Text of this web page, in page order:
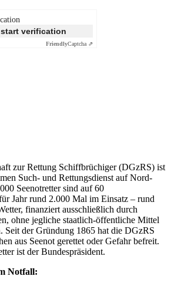
verification
FriendlyCaptcha ⇗
zur Rettung Schiffbrüchiger (DGzRS) ist
Such- und Rettungsdienst auf Nord-
Seenotretter sind auf 60
Jahr rund 2.000 Mal im Einsatz – rund
finanziert ausschließlich durch
ohne jegliche staatlich-öffentliche Mittel
Seit der Gründung 1865 hat die DGzRS
aus Seenot gerettet oder Gefahr befreit.
ist der Bundespräsident.
Notfall: